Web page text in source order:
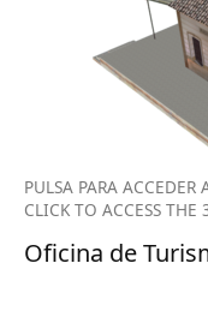
PULSA PARA ACCEDER
CLICK TO ACCESS THE
Oficina de